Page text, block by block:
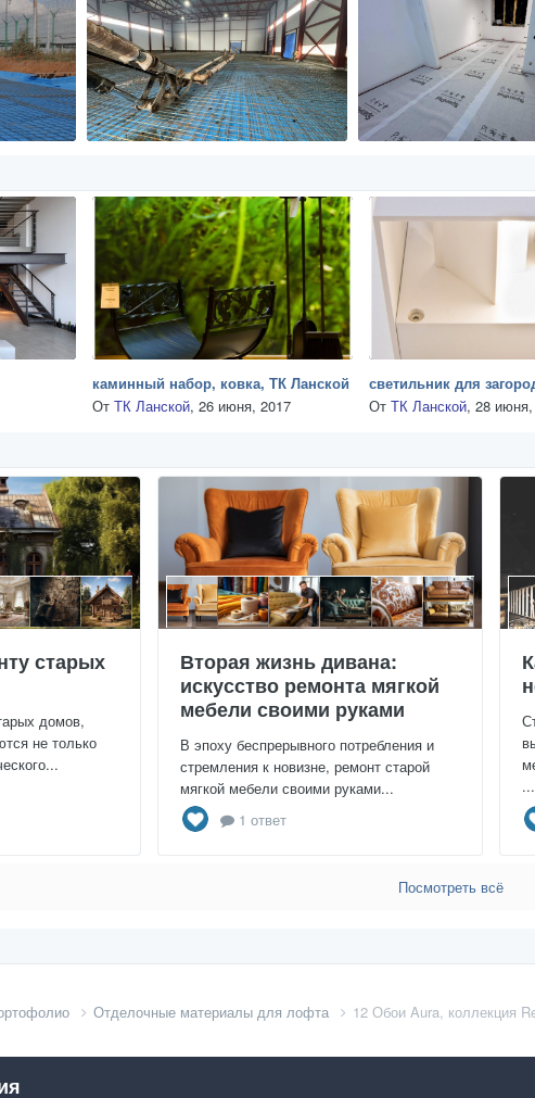
каминный набор, ковка, ТК Ланской
От ТК Ланской, 26 июня, 2017
От ТК Ланской, 28
старых
домов,
не только
Вторая жизнь дивана:
искусство ремонта мягкой
мебели своими руками
В эпоху беспрерывного потребления и
стремления к новизне, ремонт старой
мягкой мебели своими руками...
1 ответ
...
Посмотреть всё
Отделочные материалы для лофта 12 Обои Aura, коллекция